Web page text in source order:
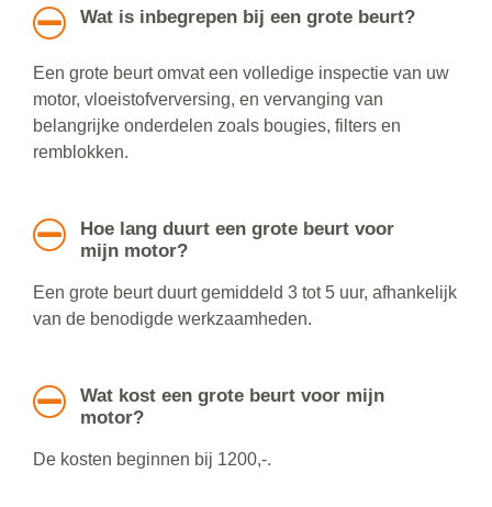
Wat is inbegrepen bij een grote beurt?
Een grote beurt omvat een volledige inspectie van uw
motor, vloeistofverversing, en vervanging van
belangrijke onderdelen zoals bougies, filters en
remblokken.
Hoe lang duurt een grote beurt voor
mijn motor?
Een grote beurt duurt gemiddeld 3 tot 5 uur, afhankelijk
van de benodigde werkzaamheden.
Wat kost een grote beurt voor mijn
motor?
De kosten beginnen bij 1200,-.